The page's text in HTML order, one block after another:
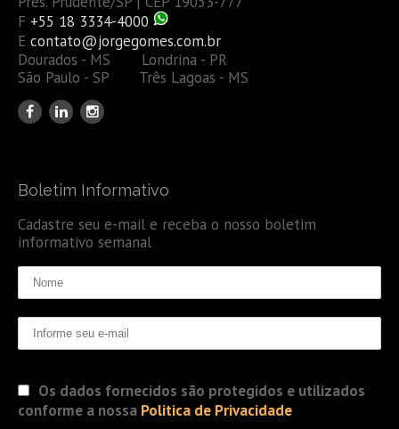
F +55 18 3334-4000
E contato@jorgegomes.com.br
Dourados - MS Londrina - PR
São Paulo - SP Três Lagoas - MS
Boletim Informativo
Cadastre seu e-mail e receba o nosso boletim
informativo semanal
Os dados fornecidos são protegidos e utilizados
conforme a nossa Politica de Privacidade